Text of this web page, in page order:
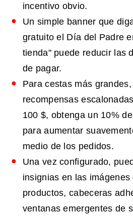
incentivo obvio.
Un simple banner que
gratuito el Día del Padre
tienda" puede reducir las
de pagar.
Para cestas más
recompensas
100 $, obtenga un 10%
para aumentar
medio de los pedidos.
Una vez configurado,
insignias en las imágenes
productos, cabeceras
ventanas emergentes de